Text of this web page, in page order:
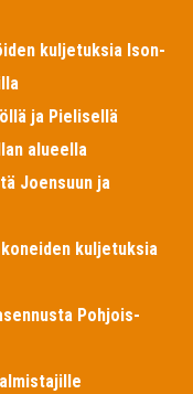
kuljetuksia Ison-
ja Pielisellä
alueella
Joensuun ja
kuljetuksia
Pohjois-